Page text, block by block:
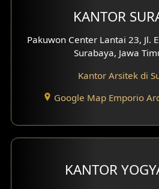
Fasad Ruko
Fasad Paviliun
Fasad Klinik
Desain Mezanin
KANTOR
Pakuwon Center Lantai 23, Jl.
Surabaya, Jawa
Kantor Arsitek di
Google Map Emporio
KANTOR